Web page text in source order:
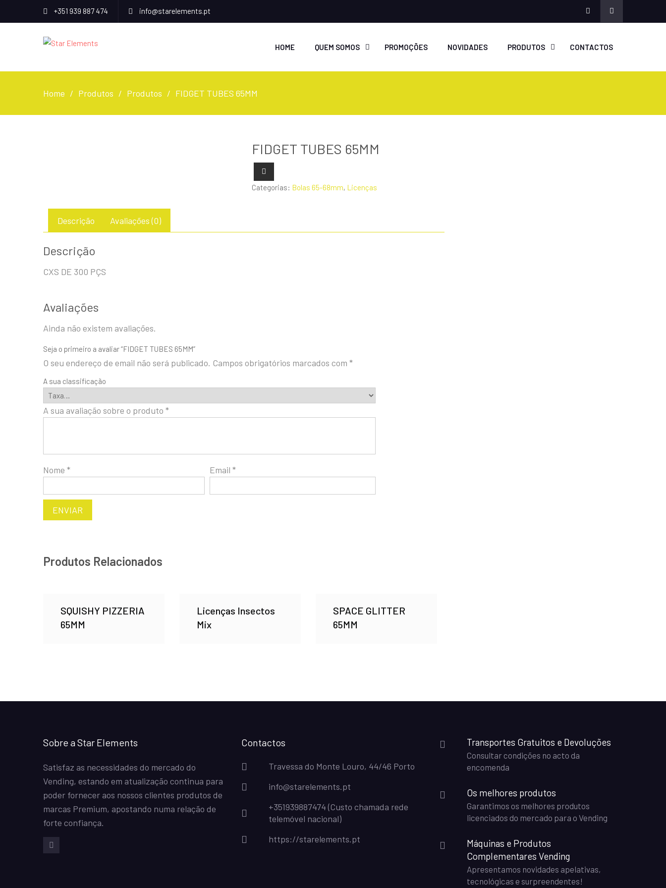
+351 939 887 474 info@starelements.pt
HOME QUEM SOMOS PROMOÇÕES NOVIDADES PRODUTOS CONTACTOS
Home Produtos Produtos FIDGET TUBES 65MM
FIDGET TUBES 65MM
Categorias: Bolas 65-68mm, Licenças
Descrição Avaliações (0)
Descrição
CXS DE 300 PÇS
Avaliações
Ainda não existem avaliações.
Seja o primeiro a avaliar “FIDGET TUBES 65MM”
O seu endereço de email não será publicado. Campos obrigatórios marcados com *
A sua classificação
A sua avaliação sobre o produto *
Nome * Email *
Produtos Relacionados
SQUISHY PIZZERIA
65MM
Licenças Insectos
Mix
SPACE GLITTER
65MM
Sobre a Star Elements
Satisfaz as necessidades do mercado do
Vending, estando em atualização continua para
poder fornecer aos nossos clientes produtos de
marcas Premium, apostando numa relação de
forte confiança.
Contactos
Travessa do Monte Louro, 44/46 Porto
info@starelements.pt
+351939887474 (Custo chamada rede
telemóvel nacional)
https://starelements.pt
Transportes Gratuitos e Devoluções
Consultar condições no acto da
encomenda
Os melhores produtos
Garantimos os melhores produtos
licenciados do mercado para o Vending
Máquinas e Produtos
Complementares Vending
Apresentamos novidades apelativas,
tecnológicas e surpreendentes!